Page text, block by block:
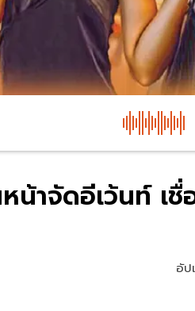
น้าจัดอีเว้นท์ เชื่
อัป